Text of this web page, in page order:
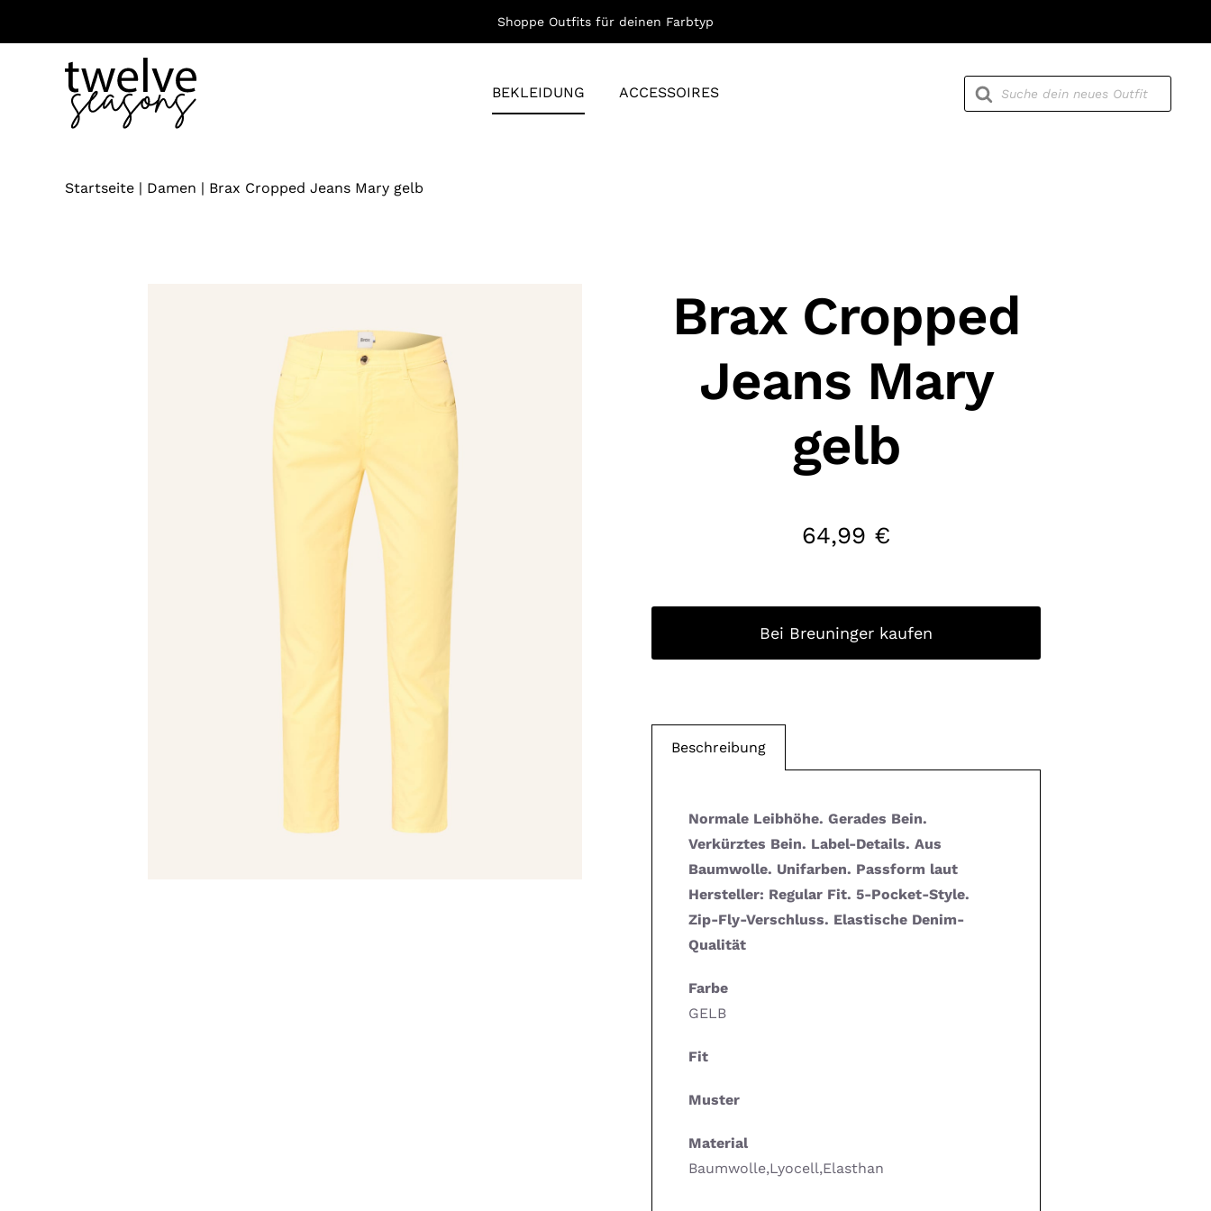
Shoppe Outfits für deinen Farbtyp
BEKLEIDUNG ACCESSOIRES
Products
search
Startseite| Damen | Brax Cropped Jeans Mary gelb
Brax Cropped
Jeans Mary
gelb
64,99 €
Bei Breuninger kaufen
Beschreibung
Normale Leibhöhe. Gerades Bein.
Verkürztes Bein. Label-Details. Aus
Baumwolle. Unifarben. Passform laut
Hersteller: Regular Fit. 5-Pocket-Style.
Zip-Fly-Verschluss. Elastische Denim-
Qualität
Farbe
GELB
Fit
Muster
Material
Baumwolle,Lyocell,Elasthan